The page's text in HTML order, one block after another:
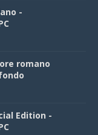
-
romano
Edition -